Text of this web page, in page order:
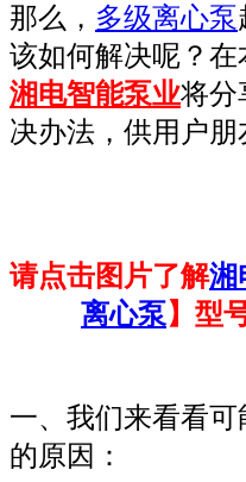
那么， 多级离心泵
该如何解决呢？在
湘电智能泵业将分
决办法，供用户朋
请点击图片了解湘
离心泵 】型
一、我们来看看可
的原因：